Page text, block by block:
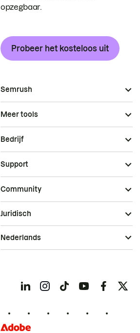
opzegbaar.
Probeer het kosteloos uit
Semrush
Meer tools
Bedrijf
Support
Community
Juridisch
Nederlands